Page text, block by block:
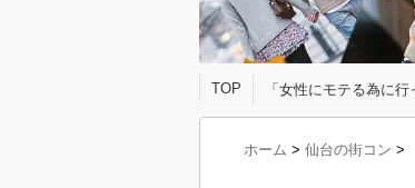
TOP 「女性にモテる為に
ホーム > 仙台の街コン >